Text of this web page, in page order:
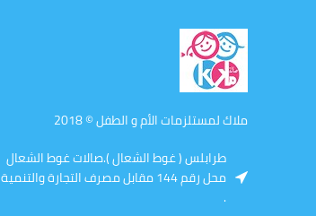
ملاك لمستلزمات الأم و الطفل © 2018
طرابلس ( غوط الشعال ).صالات غوط الشعال
محل رقم 144 مقابل مصرف التجارة والتنمية
.